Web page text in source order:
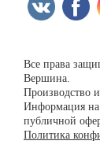
Все права
Вершина.
Производство
Информация на
публичной
Политика